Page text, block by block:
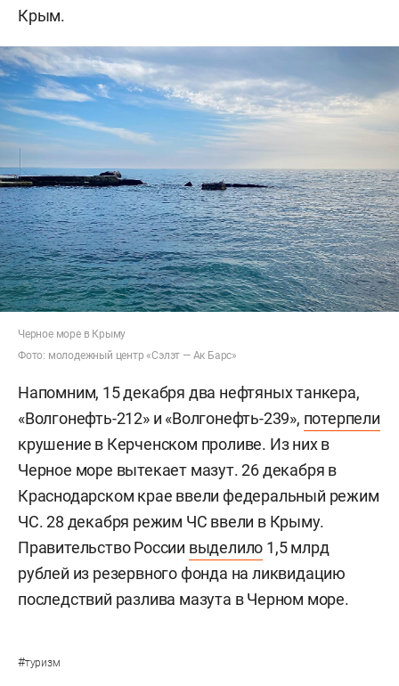
Крым.
Черное море в Крыму
Фото: молодежный центр «Сэлэт — Ак Барс»
Напомним, 15 декабря два нефтяных танкера,
«Волгонефть-212» и «Волгонефть-239», потерпели
крушение в Керченском проливе. Из них в
Черное море вытекает мазут. 26 декабря в
Краснодарском крае ввели федеральный режим
ЧС. 28 декабря режим ЧС ввели в Крыму.
Правительство России выделило 1,5 млрд
рублей из резервного фонда на ликвидацию
последствий разлива мазута в Черном море.
#туризм